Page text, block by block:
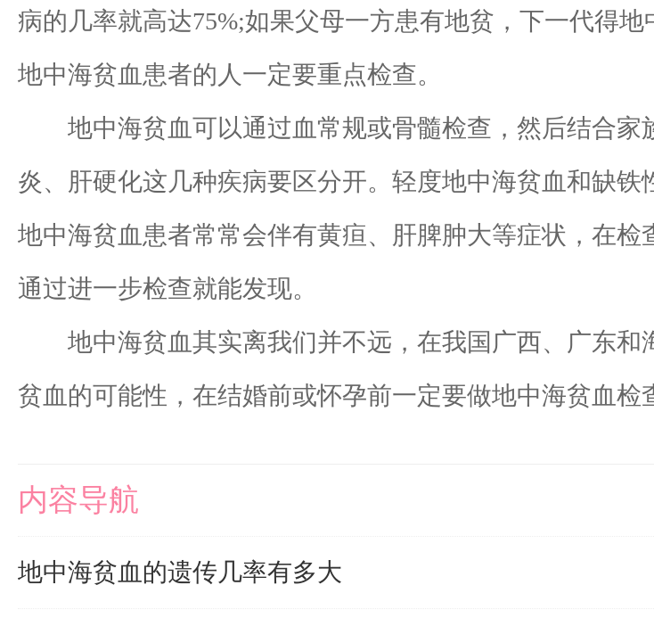
病的几率就高达75%;如果父母一方患有地贫，下一代得
地中海贫血患者的人一定要重点检查。
地中海贫血可以通过血常规或骨髓检查，然后结合家
炎、肝硬化这几种疾病要区分开。轻度地中海贫血和缺
地中海贫血患者常常会伴有黄疸、肝脾肿大等症状，在
通过进一步检查就能发现。
地中海贫血其实离我们并不远，在我国广西、广东和
贫血的可能性，在结婚前或怀孕前一定要做地中海贫血检
内容导航
地中海贫血的遗传几率有多大